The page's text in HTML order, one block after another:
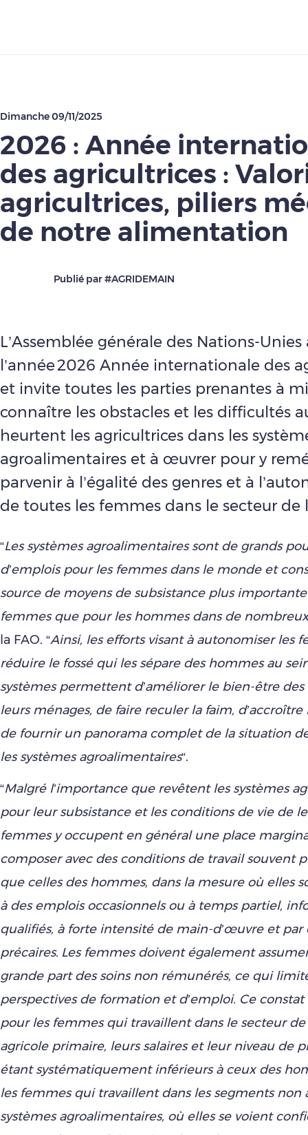
Dimanche 09/11/2025
2026 : Année
des agricultrices :
agricultrices, piliers
de notre alimentation
Publié par #AGRIDEMAIN
L’Assemblée générale des Nations-
l’année 2026 Année internationale des
et invite toutes les parties prenantes à
connaître les obstacles et les difficultés
heurtent les agricultrices dans les
agroalimentaires et à œuvrer pour y
parvenir à l’égalité des genres et à
de toutes les femmes dans le secteur de
“Les systèmes agroalimentaires sont de grands
d’emplois pour les femmes dans le monde et
source de moyens de subsistance plus
femmes que pour les hommes dans de
la FAO. “Ainsi, les efforts visant à autonomiser les
réduire le fossé qui les sépare des hommes au
systèmes permettent d’améliorer le bien-être
leurs ménages, de faire reculer la faim, d’accroître
de fournir un panorama complet de la situation
les systèmes agroalimentaires“.
“Malgré l’importance que revêtent les systèmes
pour leur subsistance et les conditions de vie de
femmes y occupent en général une place
composer avec des conditions de travail souvent
que celles des hommes, dans la mesure où elles
à des emplois occasionnels ou à temps partiel,
qualifiés, à forte intensité de main-d’œuvre et par
précaires. Les femmes doivent également
grande part des soins non rémunérés, ce qui
perspectives de formation et d’emploi. Ce constat
pour les femmes qui travaillent dans le secteur
agricole primaire, leurs salaires et leur niveau de
étant systématiquement inférieurs à ceux des
les femmes qui travaillent dans les segments non
systèmes agroalimentaires, où elles se voient